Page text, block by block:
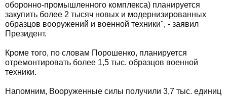
оборонно-промышленного комплекса) планируется
закупить более 2 тысяч новых и модернизированных
образцов вооружений и военной техники", - заявил
Президент.
Кроме того, по словам Порошенко, планируется
отремонтировать более 1,5 тыс. образцов военной
техники.
Напомним, Вооруженные силы получили 3,7 тыс. единиц